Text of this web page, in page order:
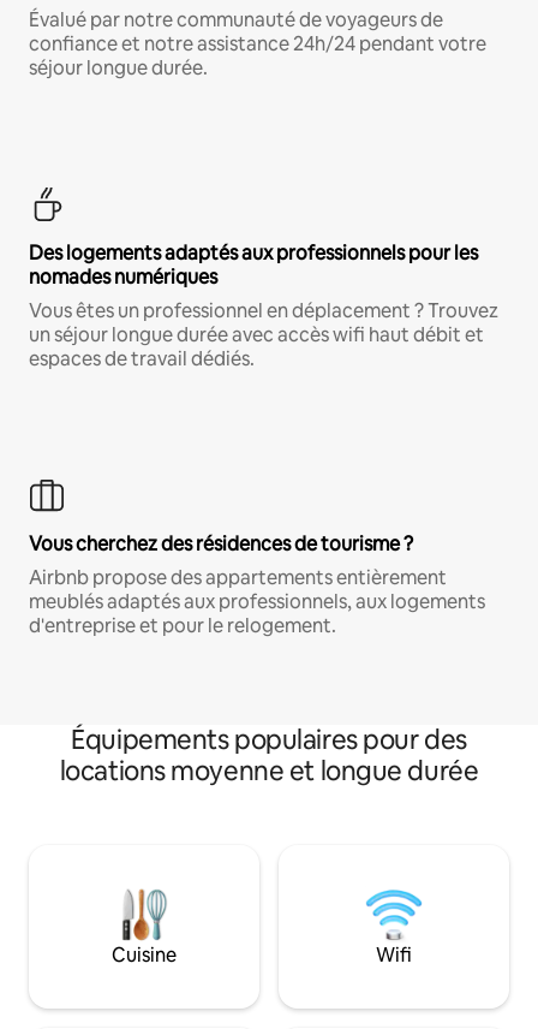
Évalué par notre communauté de voyageurs de
confiance et notre assistance 24h/24 pendant votre
séjour longue durée.
Des logements adaptés aux professionnels pour les
nomades numériques
Vous êtes un professionnel en déplacement ? Trouvez
un séjour longue durée avec accès wifi haut débit et
espaces de travail dédiés.
Vous cherchez des résidences de tourisme ?
Airbnb propose des appartements entièrement
meublés adaptés aux professionnels, aux logements
d'entreprise et pour le relogement.
Équipements populaires pour des
locations moyenne et longue durée
Cuisine Wifi